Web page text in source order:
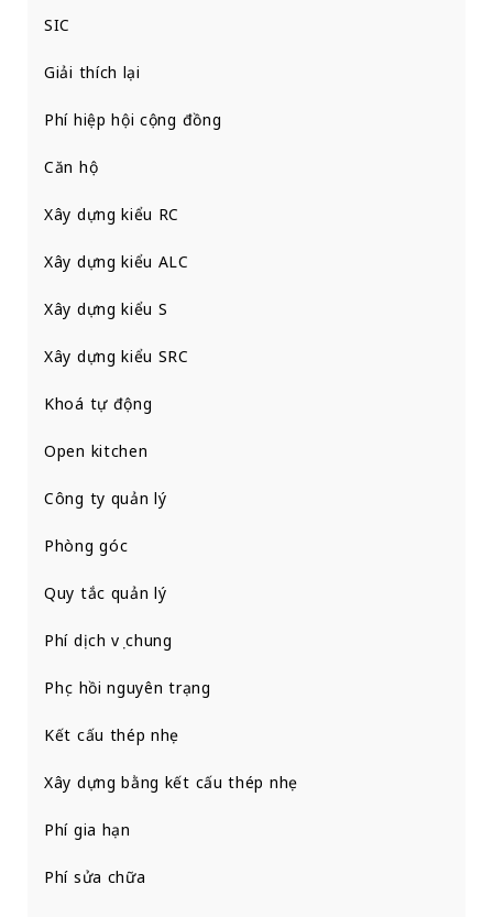
SIC
Giải thích lại
Phí hiệp hội cộng đồng
Căn hộ
Xây dựng kiểu RC
Xây dựng kiểu ALC
Xây dựng kiểu S
Xây dựng kiểu SRC
Khoá tự động
Open kitchen
Công ty quản lý
Phòng góc
Quy tắc quản lý
Phí dịch vụ chung
Phục hồi nguyên trạng
Kết cấu thép nhẹ
Xây dựng bằng kết cấu thép nhẹ
Phí gia hạn
Phí sửa chữa